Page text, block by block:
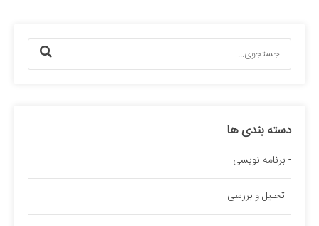
دسته بندی ها
برنامه نویسی
تحلیل و بررسی